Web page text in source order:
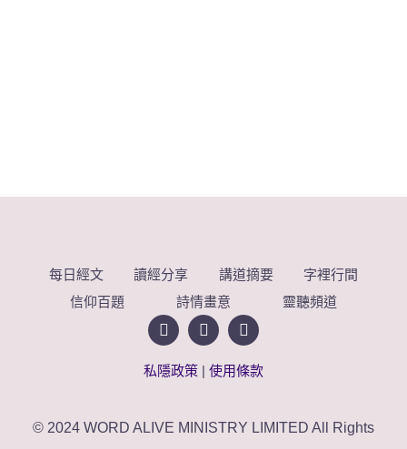
每日經文 讀經分享 講道摘要
字裡行間
信仰百題
詩情畫意 靈聽頻道
私隱政策 | 使用條款
© 2024 WORD ALIVE MINISTRY LIMITED All Rights